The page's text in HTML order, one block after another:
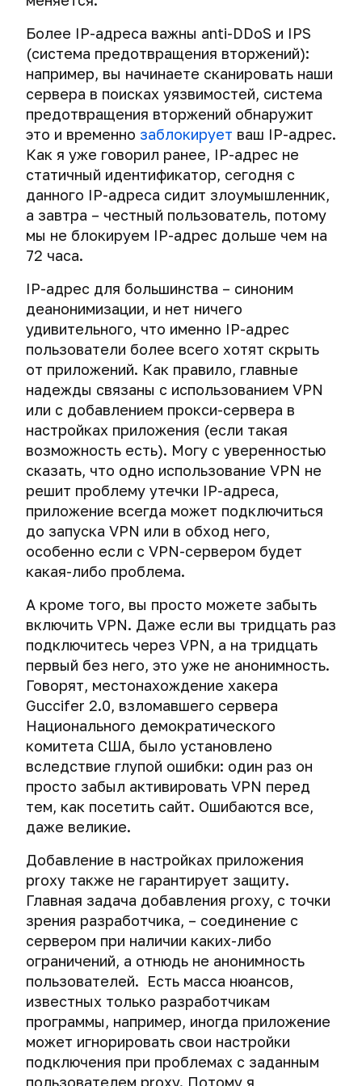
при
AES
Crypt
в
Windows
macOS
AES
Crypt
для
iOS.
Шифрование
данных
на
и
iPad.
Экстренное
уничтожение
криптоконтейнеров
Способы
взлома
криптоконтейнеров
и
защита
от
них
адреса
преступников,
использующих
Тор,
VPN
или
прокси
Деанонимизация
пользователей
VPN
и
proxy
через
agent
и
отпечатки
браузера
Деанонимизация
пользователей
через
файлы-
приманки
Как
получают
привязанный
к
Telegram
мобильный
номер
Деанонимизация
владельцев
мессенджеров
через
P2P-
соединения
Как
деанонимизируют
оппозиционеров
и
наркоторговцев
в
Деанонимизируем
интернет-
мошенников.
Получение
IP-
адреса
собеседника.
данных
и
контента
на
iPad
и
iPhone
Кибершпионаж
через
мобильный
телефон
Подмена
ссылок
в
мессенджерах
Четыре
секрета
безопасного
общения
Как
проходить
обучение
обнаружению
и
ликвидации
вредоносного
ПО
Безопасное
открытие
ссылок
Атака
by
download,
или
Тайная
Кража
Превентивные
меры
предотвращения
кражи
личности
Как
не
украли
ли
вашу
Как
удалить
свои
персональные
данные,
выложенные
в
Криминалистика
Атака
через
порт
FireWire
Практические
примеры
использования
криминалистического
анализа
фото
видео
Поисковые
системы
Анонимная
поисковая
система
Антикриминалистика
Контр-
форензика,
или
Компьютерная
антикриминалистика.
угроза,
или
Файлы
мессенджеров.
Изображения
Сокрытие
данных
изображениях
Просмотр,
изменение
и
удаление
метаданных
изображений
в
macOS
VPN
VPN
фундамент
анонимности
и
безопасности
в
сети
Цепочки
VPN-
серверов.
Double,
Triple
и
Quadro
VPN.
Выбираем
для
VPN.
Сравнение
OpenVPN,
PPTP,
L2TP/IPsec
и
IPsec
IKEv2.
Выбираем
надежный
VPN:
TLS
порт
соединения
и
сессионный
ключ.
Выбираем
безопасный
алгоритм
шифрования,
длина
ключа
и
СМС
Проблемы
безопасности
СМС
Самоуничтожающиеся
СМС.
Проверяем,
не
читают
наши
СМС
третьи
лица.
Отправка
анонимных
СМС
Смартфоны
Мобильный
гаджет
безопасность.
Есть
ли
выбор?
Экстренное
уничтожение
данных
Уничтожение
файла-
ключа
microSD-
карте
Электромагнитные
комплексы
для
уничтожения
данных
жестких
дисках
Экстренное
уничтожение
компьютера.
Как
хакеры
обманывают
криминалистов.
Экстренное
уничтожение
мобильного
и
планшета
Информация
для
читателей
Программа
сотрудничества
с
Правовое
соглашение
Более IP-адреса важны anti-DDoS и IPS
(система предотвращения вторжений):
например, вы начинаете сканировать наши
сервера в поисках уязвимостей, система
предотвращения вторжений обнаружит
это и временно заблокирует ваш IP-адрес.
Как я уже говорил ранее, IP-адрес не
статичный идентификатор, сегодня с
данного IP-адреса сидит злоумышленник,
а завтра – честный пользователь, потому
мы не блокируем IP-адрес дольше чем на
72 часа.
IP-адрес для большинства – синоним
деанонимизации, и нет ничего
удивительного, что именно IP-адрес
пользователи более всего хотят скрыть
от приложений. Как правило, главные
надежды связаны с использованием VPN
или с добавлением прокси-сервера в
настройках приложения (если такая
возможность есть). Могу с уверенностью
сказать, что одно использование VPN не
решит проблему утечки IP-адреса,
приложение всегда может подключиться
до запуска VPN или в обход него,
особенно если с VPN-сервером будет
какая-либо проблема.
А кроме того, вы просто можете забыть
включить VPN. Даже если вы тридцать раз
подключитесь через VPN, а на тридцать
первый без него, это уже не анонимность.
Говорят, местонахождение хакера
Guccifer 2.0, взломавшего сервера
Национального демократического
комитета США, было установлено
вследствие глупой ошибки: один раз он
просто забыл активировать VPN перед
тем, как посетить сайт. Ошибаются все,
даже великие.
Добавление в настройках приложения
proxy также не гарантирует защиту.
Главная задача добавления proxy, с точки
зрения разработчика, – соединение с
сервером при наличии каких-либо
ограничений, а отнюдь не анонимность
пользователей. Есть масса нюансов,
известных только разработчикам
программы, например, иногда приложение
может игнорировать свои настройки
подключения при проблемах с заданным
пользователем proxy. Потому я